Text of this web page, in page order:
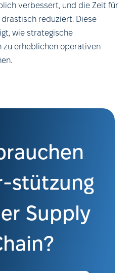
verbessert, und die Zeit für
reduziert. Diese
wie strategische
zu erheblichen operativen
stützung
Supply